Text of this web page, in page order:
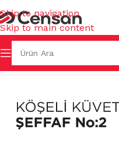
Skip to navigation
Skip to main content
Ana Sayfa